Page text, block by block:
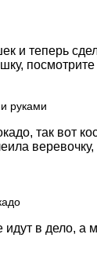
теперь
руками
так вот
в дело, а